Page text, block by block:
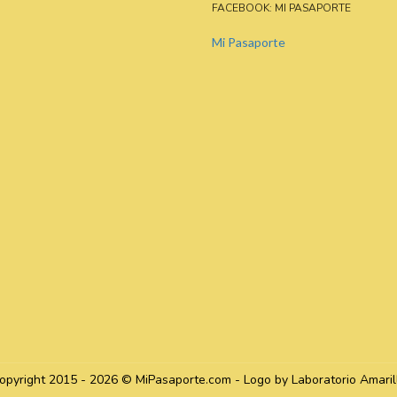
FACEBOOK: MI PASAPORTE
Mi Pasaporte
2015 - 2026 © MiPasaporte.com - Logo by Laboratorio